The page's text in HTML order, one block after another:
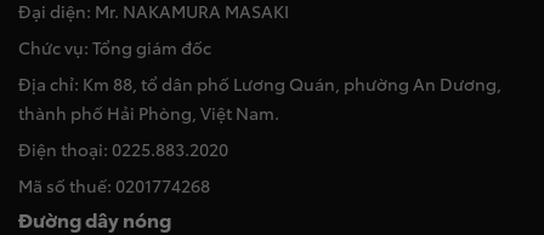
Đại diện: Mr. NAKAMURA MASAKI
Chức vụ: Tổng giám đốc
Địa chỉ: Km 88, tổ dân phố Lương Quán, phường An Dương,
thành phố Hải Phòng, Việt Nam.
Điện thoại: 0225.883.2020
Mã số thuế: 0201774268
Đường dây nóng